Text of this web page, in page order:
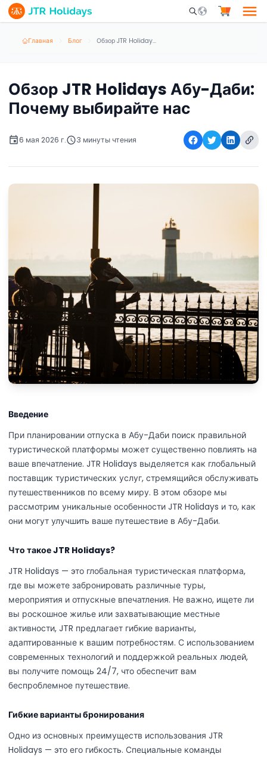
Mobile Search
Главная Блог Обзор JTR Holidays Абу-Даби: Почему выбирайте нас
Обзор JTR Holidays Абу-Даби:
Почему выбирайте нас
6 мая 2026 г. 3 минуты чтения
Введение
При планировании отпуска в Абу-Даби поиск правильной
туристической платформы может существенно повлиять на
ваше впечатление. JTR Holidays выделяется как глобальный
поставщик туристических услуг, стремящийся обслуживать
путешественников по всему миру. В этом обзоре мы
рассмотрим уникальные особенности JTR Holidays и то, как
они могут улучшить ваше путешествие в Абу-Даби.
Что такое JTR Holidays?
JTR Holidays — это глобальная туристическая платформа,
где вы можете забронировать различные туры,
мероприятия и отпускные впечатления. Не важно, ищете ли
вы роскошное жилье или захватывающие местные
активности, JTR предлагает гибкие варианты,
адаптированные к вашим потребностям. С использованием
современных технологий и поддержкой реальных людей,
вы получите помощь 24/7, что обеспечит вам
беспроблемное путешествие.
Гибкие варианты бронирования
Одно из основных преимуществ использования JTR
Holidays — это его гибкость. Специальные команды